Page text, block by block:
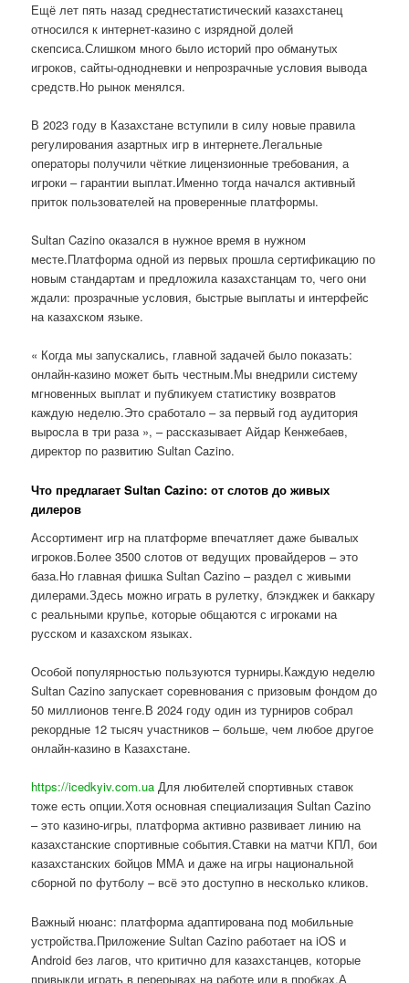
Ещё лет пять назад среднестатистический казахстанец
относился к интернет-казино с изрядной долей
скепсиса.Слишком много было историй про обманутых
игроков, сайты-однодневки и непрозрачные условия вывода
средств.Но рынок менялся.
В 2023 году в Казахстане вступили в силу новые правила
регулирования азартных игр в интернете.Легальные
операторы получили чёткие лицензионные требования, а
игроки – гарантии выплат.Именно тогда начался активный
приток пользователей на проверенные платформы.
Sultan Cazino оказался в нужное время в нужном
месте.Платформа одной из первых прошла сертификацию по
новым стандартам и предложила казахстанцам то, чего они
ждали: прозрачные условия, быстрые выплаты и интерфейс
на казахском языке.
« Когда мы запускались, главной задачей было показать:
онлайн-казино может быть честным.Мы внедрили систему
мгновенных выплат и публикуем статистику возвратов
каждую неделю.Это сработало – за первый год аудитория
выросла в три раза », – рассказывает Айдар Кенжебаев,
директор по развитию Sultan Cazino.
Что предлагает Sultan Cazino: от слотов до живых
дилеров
Ассортимент игр на платформе впечатляет даже бывалых
игроков.Более 3500 слотов от ведущих провайдеров – это
база.Но главная фишка Sultan Cazino – раздел с живыми
дилерами.Здесь можно играть в рулетку, блэкджек и баккару
с реальными крупье, которые общаются с игроками на
русском и казахском языках.
Особой популярностью пользуются турниры.Каждую неделю
Sultan Cazino запускает соревнования с призовым фондом до
50 миллионов тенге.В 2024 году один из турниров собрал
рекордные 12 тысяч участников – больше, чем любое другое
онлайн-казино в Казахстане.
https://icedkyiv.com.ua Для любителей спортивных ставок
тоже есть опции.Хотя основная специализация Sultan Cazino
– это казино-игры, платформа активно развивает линию на
казахстанские спортивные события.Ставки на матчи КПЛ, бои
казахстанских бойцов ММА и даже на игры национальной
сборной по футболу – всё это доступно в несколько кликов.
Важный нюанс: платформа адаптирована под мобильные
устройства.Приложение Sultan Cazino работает на iOS и
Android без лагов, что критично для казахстанцев, которые
привыкли играть в перерывах на работе или в пробках.А